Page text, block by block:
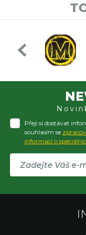
Přeji si dostávat
souhlasím se
informací o